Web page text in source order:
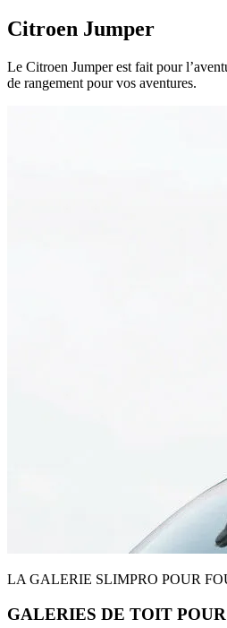
Citroen Jumper
Le Citroen Jumper est fait pour
de rangement pour vos aventures.
LA GALERIE SLIMPRO POUR
GALERIES DE TOIT